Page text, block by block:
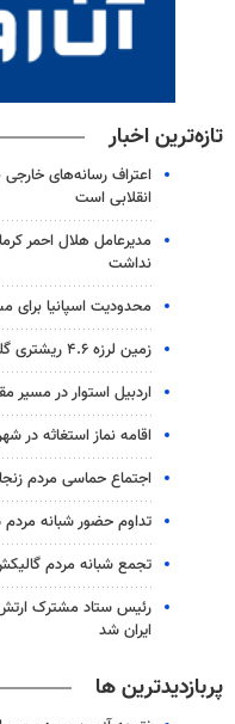
تازه‌ترین اخبار
اعتراف رسانه‌های
انقلابی است
نداشت
محدودیت اسپانیا برای
زمین لرزه ۴.۶ ریشتری گلباف کرمان را لرزاند
اردبیل استوار در مسیر
اقامه نماز استغاثه در
اجتماع حماسی مردم
تداوم حضور شبانه مردم
تجمع شبانه مردم گالیکش به
رئیس ستاد مشترک ارتش
ایران شد
پربازدیدترین ها